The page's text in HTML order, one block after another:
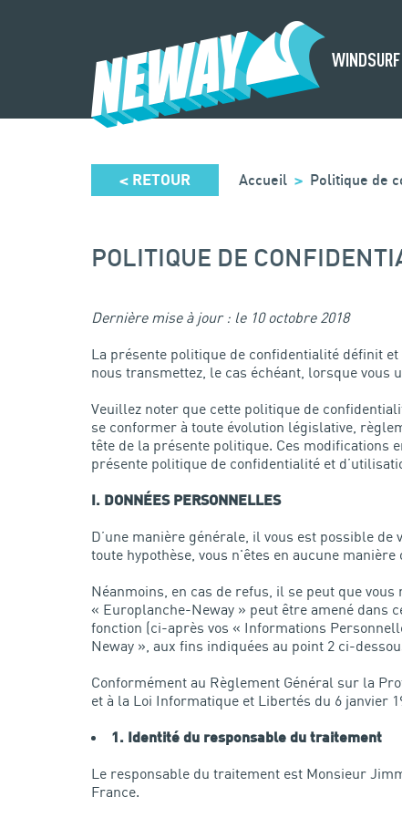
SURF WINDSURF
< RETOUR Accueil > Politique de
POLITIQUE DE
Dernière mise à jour : le 10 octobre 2018
La présente politique de confidentialité définit
nous transmettez, le cas échéant, lorsque vous
Veuillez noter que cette politique de
se conformer à toute évolution législative,
tête de la présente politique. Ces modifications
présente politique de confidentialité et
I. DONNÉES PERSONNELLES
D’une manière générale, il vous est possible
toute hypothèse, vous n'êtes en aucune
Néanmoins, en cas de refus, il se peut que
« Europlanche-Neway » peut être amené dans
fonction (ci-après vos « Informations
Neway », aux fins indiquées au point 2 ci-
Conformément au Règlement Général sur la
et à la Loi Informatique et Libertés du 6 janvier
1. Identité du responsable du traitement
Le responsable du traitement est Monsieur
France.